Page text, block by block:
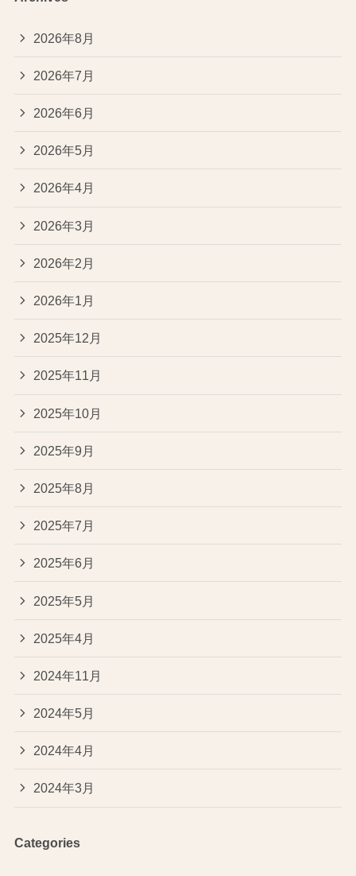
2026年8月
2026年7月
2026年6月
2026年5月
2026年4月
2026年3月
2026年2月
2026年1月
2025年12月
2025年11月
2025年10月
2025年9月
2025年8月
2025年7月
2025年6月
2025年5月
2025年4月
2024年11月
2024年5月
2024年4月
2024年3月
Categories